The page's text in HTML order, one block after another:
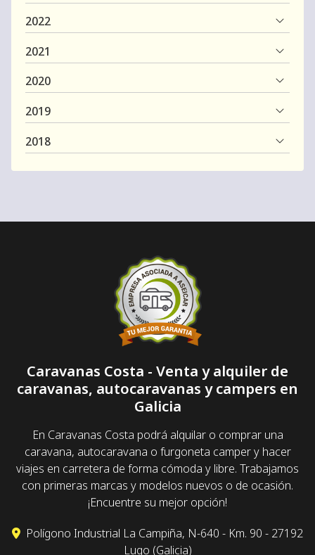
2022
2021
2020
2019
2018
Caravanas Costa - Venta y alquiler de
caravanas, autocaravanas y campers en
Galicia
En Caravanas Costa podrá alquilar o comprar una
caravana, autocaravana o furgoneta camper y hacer
viajes en carretera de forma cómoda y libre. Trabajamos
con primeras marcas y modelos nuevos o de ocasión.
¡Encuentre su mejor opción!
Polígono Industrial La Campiña, N-640 - Km. 90 - 27192
Lugo (Galicia)